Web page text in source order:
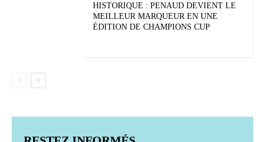
HISTORIQUE : PENAUD DEVIENT LE
MEILLEUR MARQUEUR EN UNE
ÉDITION DE CHAMPIONS CUP